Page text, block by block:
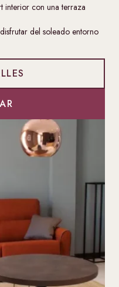
interior con una terraza
del soleado entorno